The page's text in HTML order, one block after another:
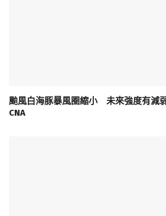
颱風白海豚暴風圈縮小 未來強度有減
CNA